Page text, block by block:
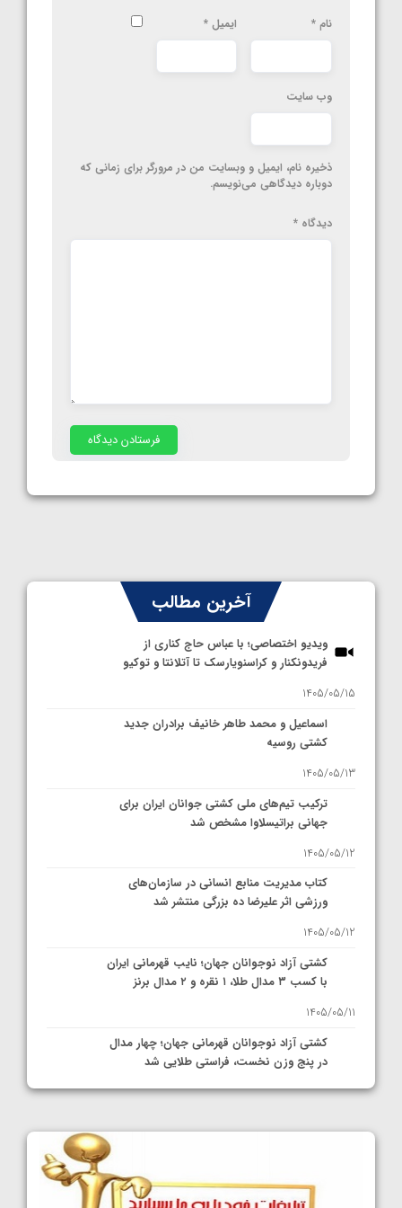
نام * ایمیل *
وب‌ سایت
ذخیره نام، ایمیل و وبسایت من در مرورگر برای زمانی که
دوباره دیدگاهی می‌نویسم.
دیدگاه *
آخرین مطالب
ویدیو اختصاصی؛ با عباس حاج کناری از
فریدونکنار و کراسنویارسک تا آتلانتا و توکیو
1405/05/15
اسماعیل و محمد طاهر خانیف برادران جدید
کشتی روسیه
1405/05/13
ترکیب تیم‌های ملی کشتی جوانان ایران برای
جهانی براتیسلاوا مشخص شد
1405/05/12
کتاب مدیریت منابع انسانی در سازمان‌های
ورزشی اثر علیرضا ده بزرگی منتشر شد
1405/05/12
کشتی آزاد نوجوانان جهان؛ نایب قهرمانی ایران
با کسب ۳ مدال طلا، ۱ نقره و ۲ مدال برنز
1405/05/11
کشتی آزاد نوجوانان قهرمانی جهان؛ چهار مدال
در پنج وزن نخست، فراستی طلایی شد
1405/05/11
کشتی آزاد نوجوانان جهان؛ رقبای نمایندگان